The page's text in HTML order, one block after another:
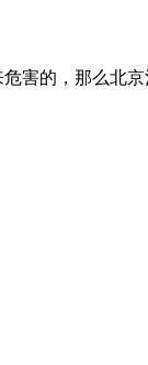
害的，那么北